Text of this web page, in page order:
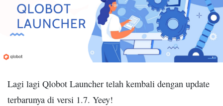
Lagi lagi Qlobot Launcher telah kembali dengan update
terbarunya di versi 1.7. Yeey!